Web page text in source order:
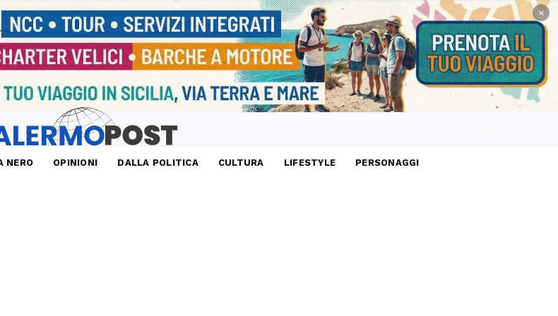
×
NERO OPINIONI DALLA POLITICA CULTURA LIFESTYLE PERSONAGGI